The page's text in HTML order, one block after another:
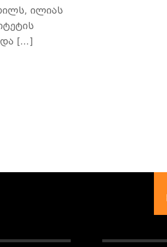
ილიას
[…]